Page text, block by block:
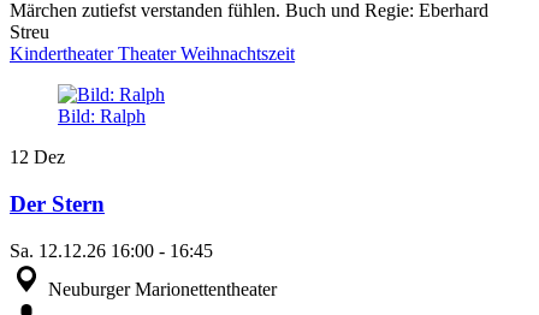
Märchen zutiefst verstanden fühlen. Buch und Regie: Eberhard
Streu
KindertheaterTheaterWeihnachtszeit
Bild: Ralph
12 Dez
Der Stern
Sa. 12.12.26 16:00 - 16:45
Neuburger Marionettentheater